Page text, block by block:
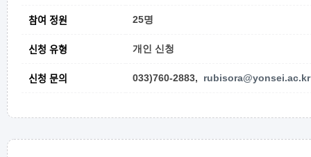
참여 정원 25명
신청 유형 개인 신청
신청 문의 033)760-2883, rubisora@yonsei.ac.kr